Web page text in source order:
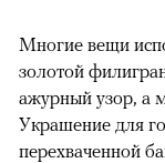
Многие вещи
золотой
ажурный узор, а
Украшение для
перехваченной